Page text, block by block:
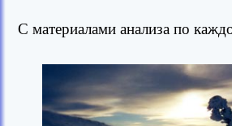
С материалами анализа по